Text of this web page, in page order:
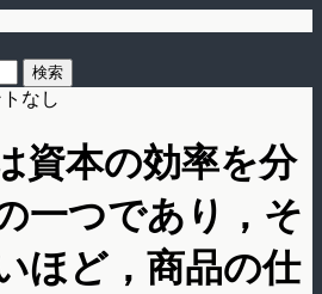
なし
資本の効率を分
一つであり，そ
ほど，商品の仕